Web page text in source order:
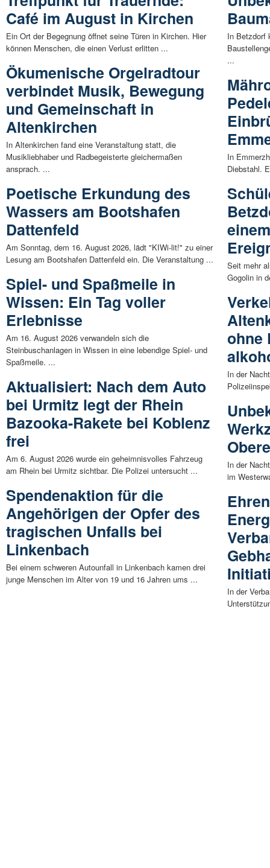
Café im August in Kirchen
Ein Ort der Begegnung öffnet seine Türen in Kirchen. Hier
können Menschen, die einen Verlust erlitten ...
Ökumenische Orgelradtour
verbindet Musik, Bewegung
und Gemeinschaft in
Altenkirchen
In Altenkirchen fand eine Veranstaltung statt, die
Musikliebhaber und Radbegeisterte gleichermaßen
ansprach. ...
Poetische Erkundung des
Wassers am Bootshafen
Dattenfeld
Am Sonntag, dem 16. August 2026, lädt "KIWi-lit!" zu einer
Lesung am Bootshafen Dattenfeld ein. Die Veranstaltung ...
Spiel- und Spaßmeile in
Wissen: Ein Tag voller
Erlebnisse
Am 16. August 2026 verwandeln sich die
Steinbuschanlagen in Wissen in eine lebendige Spiel- und
Spaßmeile. ...
Aktualisiert: Nach dem Auto
bei Urmitz legt der Rhein
Bazooka-Rakete bei Koblenz
frei
Am 6. August 2026 wurde ein geheimnisvolles Fahrzeug
am Rhein bei Urmitz sichtbar. Die Polizei untersucht ...
Spendenaktion für die
Angehörigen der Opfer des
tragischen Unfalls bei
Linkenbach
Bei einem schweren Autounfall in Linkenbach kamen drei
junge Menschen im Alter von 19 und 16 Jahren ums ...
In Betzdorf
...
In
Diebstahl.
Seit mehr
Gogolin in
ohne
In der
In der
im
In der